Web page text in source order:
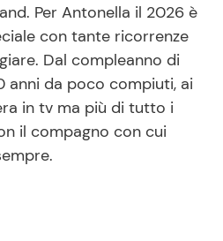
Per Antonella il 2026 è
con tante ricorrenze
Dal compleanno di
anni da poco compiuti, ai
in tv ma più di tutto i
il compagno con cui